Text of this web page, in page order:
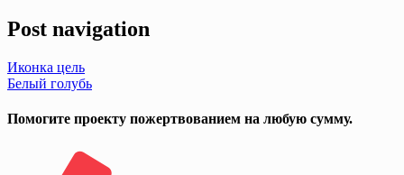
Post navigation
Иконка цель
Белый голубь
Помогите проекту пожертвованием на любую сумму.